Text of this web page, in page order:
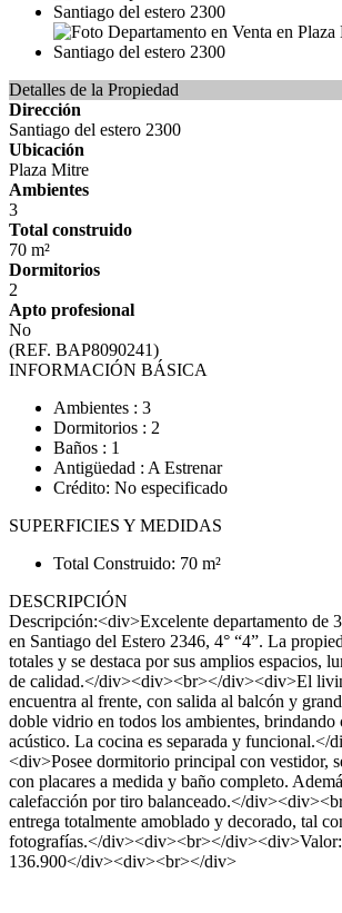
Detalles de la Propiedad
Dirección
Santiago del estero 2300
Ubicación
Plaza Mitre
Ambientes
3
Total construido
70 m²
Dormitorios
2
Apto profesional
No
(REF. BAP8090241)
INFORMACIÓN BÁSICA
Ambientes : 3
Dormitorios : 2
Baños : 1
Antigüedad : A Estrenar
Crédito: No especificado
SUPERFICIES Y MEDIDAS
Total Construido: 70 m²
DESCRIPCIÓN
Descripción:<div>Excelente departamento de
en Santiago del Estero 2346, 4° “4”. La
totales y se destaca por sus amplios espacios,
de calidad.</div><div><br></div><div>El
encuentra al frente, con salida al balcón y
doble vidrio en todos los ambientes,
acústico. La cocina es separada y
<div>Posee dormitorio principal con vestidor,
con placares a medida y baño completo.
calefacción por tiro balanceado.</
entrega totalmente amoblado y decorado, tal
fotografías.</div><div><br></
136.900</div><div><br></div>